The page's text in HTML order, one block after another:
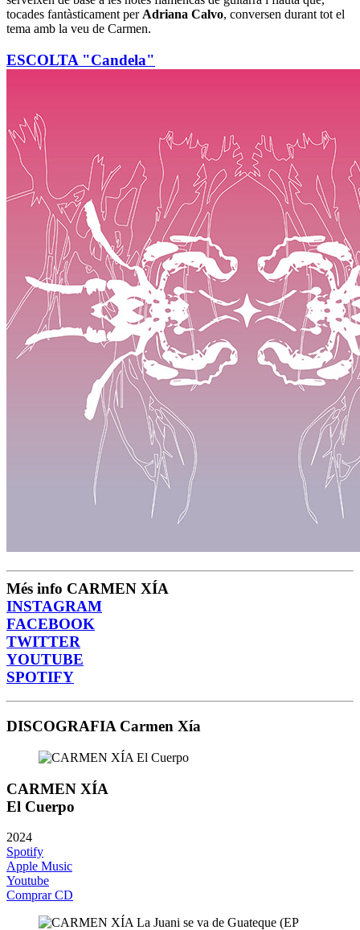
tocades fantàsticament per Adriana Calvo, conversen durant tot el
tema amb la veu de Carmen.
ESCOLTA "Candela"
Més info CARMEN XÍA
INSTAGRAM
FACEBOOK
TWITTER
YOUTUBE
SPOTIFY
DISCOGRAFIA Carmen Xía
CARMEN XÍA
El Cuerpo
2024
Spotify
Apple Music
Youtube
Comprar CD